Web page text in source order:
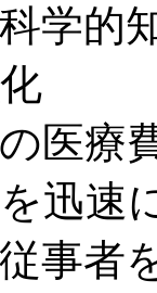
的知
の医療
迅速
従事